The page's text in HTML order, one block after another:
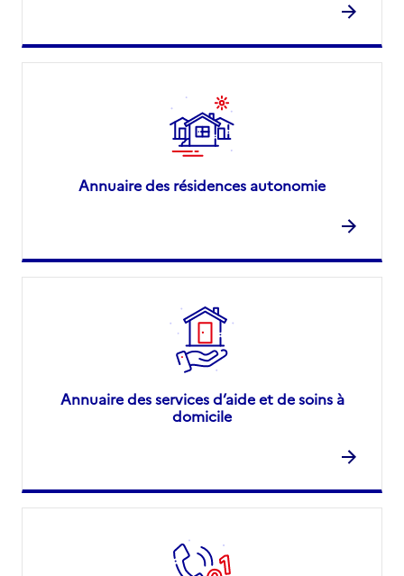
Annuaire des résidences autonomie
Annuaire des services d’aide et de soins à
domicile